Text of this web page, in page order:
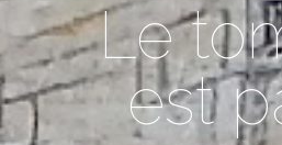
Le
est